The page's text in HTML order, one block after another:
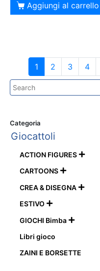
Aggiungi al carrello
1 2 3 4
Categoria
Giocattoli
ACTION FIGURES 
CARTOONS 
CREA & DISEGNA 
ESTIVO 
GIOCHI Bimba 
Libri gioco
ZAINI E BORSETTE